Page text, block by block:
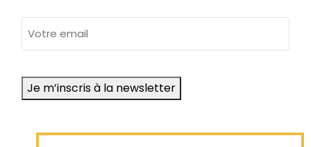
e-
Je m’inscris à la newsletter